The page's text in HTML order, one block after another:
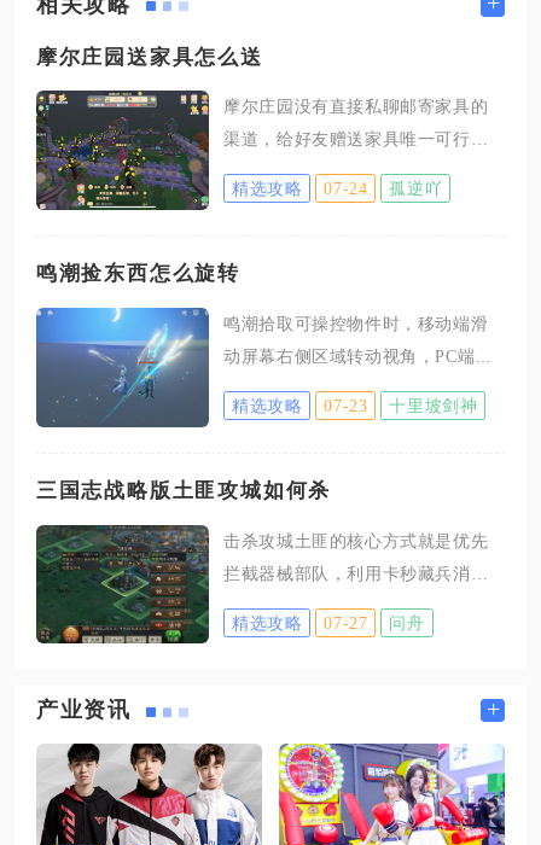
摩尔庄园送家具怎么送
摩尔庄园没有直接私聊邮寄家具的
渠道，给好友赠送家具唯一可行方
式是双方建立邻居关系，借助家园
公共储物箱完成家具共享赠予，家
居可自由取用摆放公共区域装饰。
居解锁门槛，再通过储物箱中转存
放家具，同时区分可存放与不可存
放家具类型，熟悉规则后能稳定完
者操作渠道完全独立，礼品盒仅能
赠送材料、好感道具，无法收纳各
类装饰家具。想要和好友开通邻居
精选攻略 07-24 孤逆吖
鸣潮捡东西怎么旋转
鸣潮拾取可操控物件时，移动端滑
动屏幕右侧区域转动视角，PC端拖
动鼠标、手柄推动右摇杆即可自由
旋转视角；解谜控物状态下还有单
作需要区分清楚。很多玩家容易混
之后无法调整视野，大多是没有分
清两套独立操作逻辑。单纯转动镜
头观察物品，只需要操作常规视角
件，点击交互按键拿起目标后，直
接用手指滑动屏幕右侧空白区域，
就能全方位旋转镜头，从不同角度
精选攻略 07-23 十里坡剑神
三国志战略版土匪攻城如何杀
击杀攻城土匪的核心方式就是优先
拦截器械部队，利用卡秒藏兵消耗
对方主力体力，依托同盟联防体系
压缩侠客军的作战空间，消耗完对
力。土匪攻城的固定思路就是主力
伍紧随其后拆除城池耐久，器械队
伍的防御薄弱，只要器械部队被清
理干净，土匪只能依靠主力慢慢消
精选攻略 07-27 问舟
产业资讯 +